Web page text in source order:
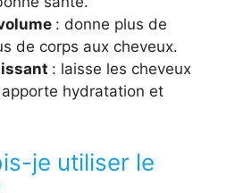
: donne plus de
de corps aux cheveux.
: laisse les cheveux
hydratation et
je utiliser le